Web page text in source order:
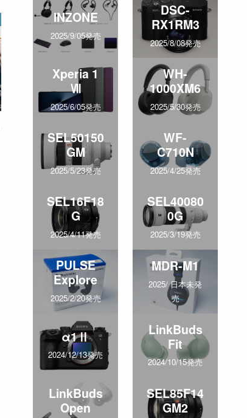
INZONE
2025/9/05発売
DSC-
RX1RM3
2025/8/08発売
Xperia 1
Ⅶ
2025/6/05発売
WH-
1000XM6
2025/5/30発売
SEL50150
GM
2025/5/23発売
WF-
C710N
2025/4/25発売
SEL16F18
G
2025/4/11発売
SEL40080
0G
2025/3/19発売
PULSE
Explore
2025/2/20発売
MDR-M1
2025/ 日本未発
売
α1Ⅱ
2024/12/13発売
LinkBuds
Fit
2024/10/15発売
LinkBuds
Open
SEL85F14
GM2